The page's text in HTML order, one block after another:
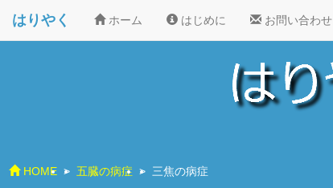
はりやく ホーム はじめに お問い合わせ
HOME > 五臓の病症 > 三焦の病症